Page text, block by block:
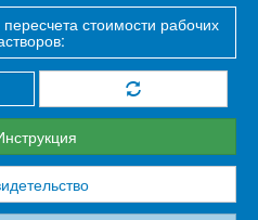
стоимости рабочих